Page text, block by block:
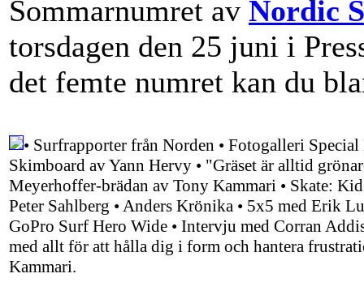
Sommarnumret av Nordic
torsdagen den 25 juni i
det femte numret kan du
• Surfrapporter från Norden • Fotogalleri
Skimboard av Yann Hervy • "Gräset är alltid
Meyerhoffer-brädan av Tony Kammari • Skate:
Peter Sahlberg • Anders Krönika • 5x5 med Erik
GoPro Surf Hero Wide • Intervju med Corran
med allt för att hålla dig i form och hantera
Kammari.